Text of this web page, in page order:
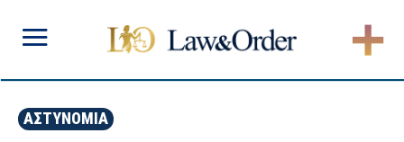
ΑΣΤΥΝΟΜΙΑ